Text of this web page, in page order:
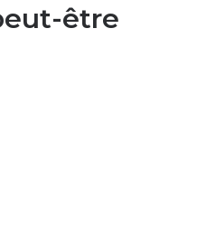
être